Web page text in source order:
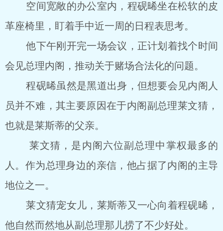
空间宽敞的办公室内，程砚晞坐在松软的皮
革座椅里，盯着手中近一周的日程表思考。
他下午刚开完一场会议，正计划着找个时间
会见总理内阁，推动关于赌场合法化的问题。
程砚晞虽然是黑道出身，但想要会见内阁人
员并不难，其主要原因在于内阁副总理莱文猜，
也就是莱斯蒂的父亲。
莱文猜，是内阁六位副总理中掌权最多的
人。作为总理身边的亲信，他占据了内阁的主导
地位之一。
莱文猜宠女儿，莱斯蒂又一心向着程砚晞，
他自然而然地从副总理那儿捞了不少好处。